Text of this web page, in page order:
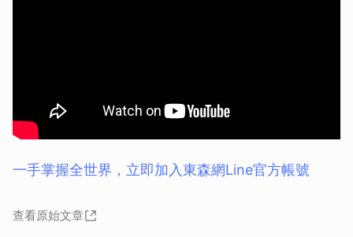
一手掌握全世界，立即加入東森網Line官方帳號
查看原始文章